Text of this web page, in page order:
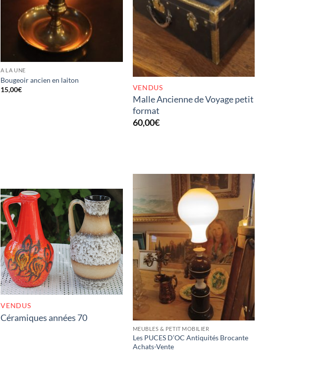
A LA UNE
Bougeoir ancien en laiton
15,00€
RUPTURE DE STOCK
VENDUS
Malle Ancienne de Voyage petit
format
60,00€
RUPTURE DE STOCK
VENDUS
Céramiques années 70
MEUBLES & PETIT MOBILIER
Les PUCES D’OC Antiquités Brocante
Achats-Vente